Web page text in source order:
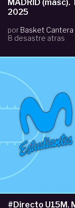
MADRID
2025
por Basket Cantera
8 desastre atras
#Directo U15M.